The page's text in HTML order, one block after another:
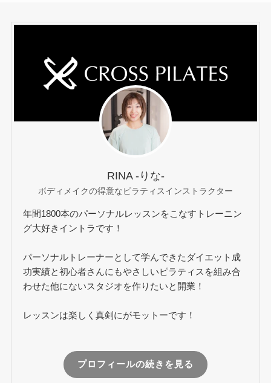
RINA -りな-
ボディメイクの得意なピラティスインストラクター
年間1800本のパーソナルレッスンをこなすトレーニン
グ大好きイントラです！
パーソナルトレーナーとして学んできたダイエット成
功実績と初心者さんにもやさしいピラティスを組み合
わせた他にないスタジオを作りたいと開業！
レッスンは楽しく真剣にがモットーです！
プロフィールの続きを見る